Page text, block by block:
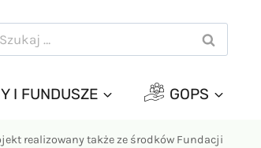
I FUNDUSZE GOPS
realizowany także ze środków Fundacji